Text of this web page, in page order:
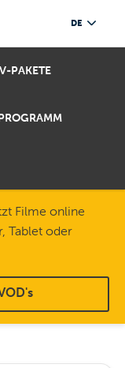
DE
PAKETE
Filme online
Tablet oder